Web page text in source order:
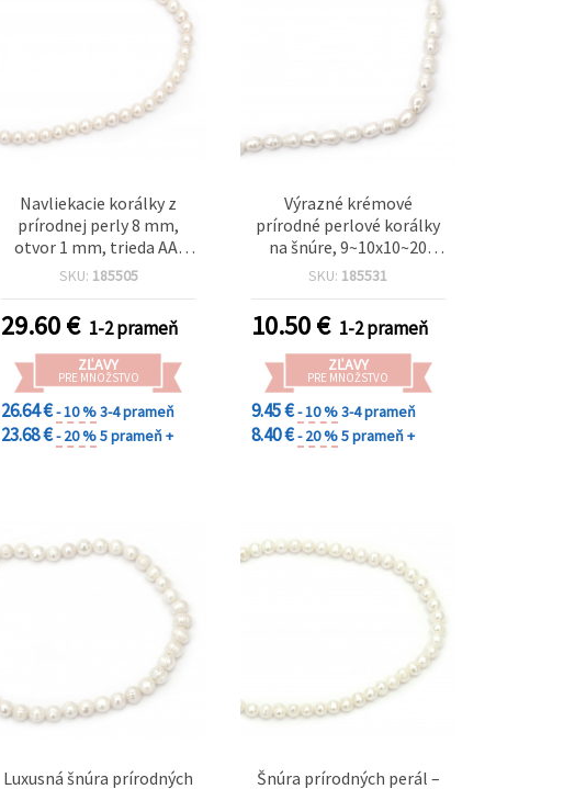
Navliekacie korálky z
prírodnej perly 8 mm,
otvor 1 mm, trieda AA,
krémová farba, cca 52 ks
SKU: 185505
29.60€ 1-2 prameň
ZĽAVY
PRE MNOŽSTVO
26.64 €- 10 %3-4 prameň
23.68 €- 20 %5 prameň +
Výrazné krémové
prírodné perlové korálky
na šnúre, 9~10x10~20
mm, otvor 0,5 mm, trieda
odvážne a luxusné šperky
(mixed)
SKU: 185531
10.50€ 1-2 prameň
ZĽAVY
PRE MNOŽSTVO
9.45 €- 10 %3-4 prameň
8.40 €- 20 %5 prameň +
Luxusná šnúra prírodných
Šnúra prírodných perál –